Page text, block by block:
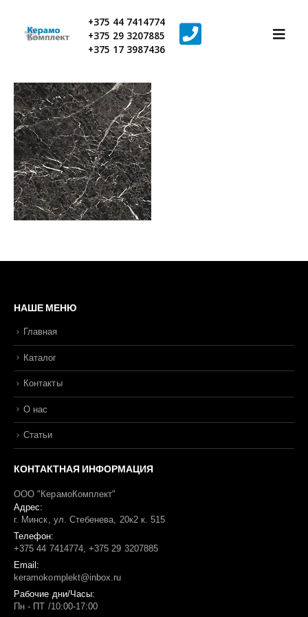
+375 44 7414774
+375 29 3207885
+375 17 3987436
НАШЕ МЕНЮ
Главная
Каталог
Контакты
О нас
Статьи
КОНТАКТНАЯ ИНФОРМАЦИЯ
ООО "КерамоКомплект"
Адрес:
г. Минск, ул. Стебенева, 20к2 к. 515
Телефон:
+375 44 7414774, +375 29 3207885
Email:
keramokomplekt@inbox.ru
Рабочие дни/Часы:
Пн - ПТ /10:00-17:00